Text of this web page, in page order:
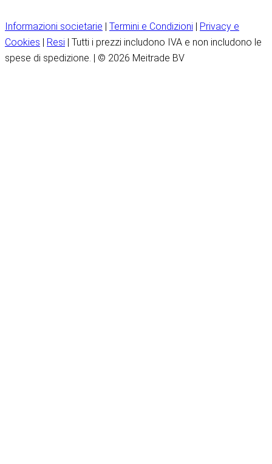
Informazioni societarie Termini e Condizioni
Privacy e
Cookies
Resi | Tutti i prezzi includono IVA e non includono le
spese di spedizione. | © 2026 Meitrade BV